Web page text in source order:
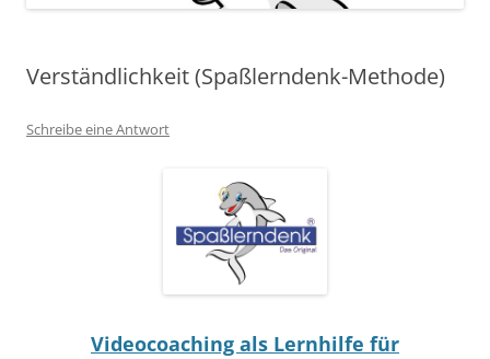
Verständlichkeit (Spaßlerndenk-Methode)
Schreibe eine Antwort
Videocoaching als Lernhilfe für